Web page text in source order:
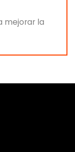
mejorar la